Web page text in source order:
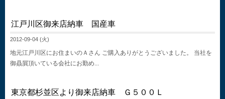
江戸川区御来店納車 国産車
2012-09-04 (火)
地元江戸川区にお住まいのＡさん ご購入ありがとうございました。 当社を
御贔屓頂いている会社にお勤め...
東京都杉並区より御来店納車 Ｇ５００Ｌ